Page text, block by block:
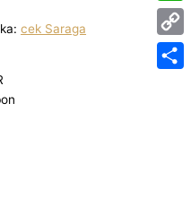
cek Saraga
Copy